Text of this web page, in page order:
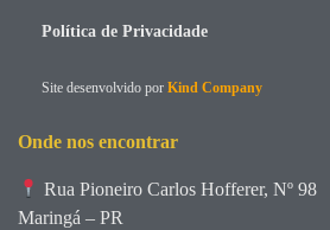
Política de Privacidade
Site desenvolvido por Kind Company
Onde nos encontrar
Rua Pioneiro Carlos Hofferer, Nº 98
Maringá – PR